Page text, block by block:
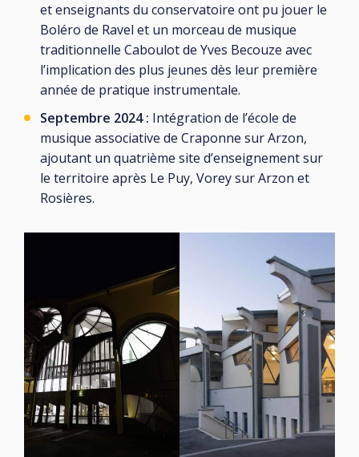
et enseignants du conservatoire ont pu jouer le
Boléro de Ravel et un morceau de musique
traditionnelle Caboulot de Yves Becouze avec
l’implication des plus jeunes dès leur première
année de pratique instrumentale.
Septembre 2024 : Intégration de l’école de
musique associative de Craponne sur Arzon,
ajoutant un quatrième site d’enseignement sur
le territoire après Le Puy, Vorey sur Arzon et
Rosières.